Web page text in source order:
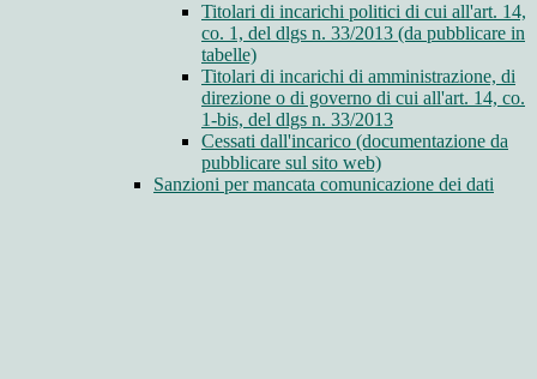
Titolari di incarichi politici di cui all'art. 14,
co. 1, del dlgs n. 33/2013 (da pubblicare in
tabelle)
Titolari di incarichi di amministrazione, di
direzione o di governo di cui all'art. 14, co.
1-bis, del dlgs n. 33/2013
Cessati dall'incarico (documentazione da
pubblicare sul sito web)
Sanzioni per mancata comunicazione dei dati